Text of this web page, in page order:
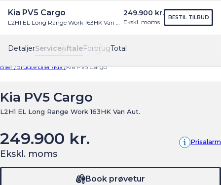
Find os Menu
DetaljerServiceaftaleForbrugTotal
Kia PV5 Cargo
L2H1 EL Long Range Work 163HK Van Aut.
249.900 kr.
Ekskl. moms
BESTIL TILBUD
Biler /Brugte biler /Kia /Kia PV5 Cargo
Kia PV5 Cargo
L2H1 EL Long Range Work 163HK Van Aut.
249.900 kr. Prisalarm
Ekskl. moms
Book prøvetur